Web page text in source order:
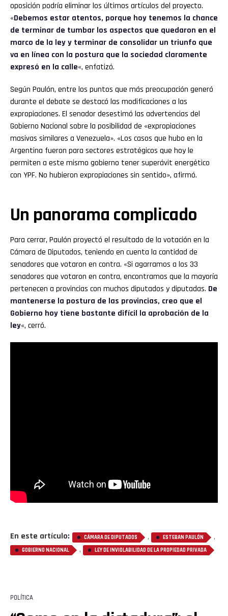
oposición podría eliminar los últimos artículos del proyecto.
«Debemos estar atentos, porque hoy tenemos la chance
de terminar de tumbar los aspectos que quedaron en el
marco de la ley y terminar de consolidar un triunfo que
va en línea con la postura que la sociedad claramente
expresó en la calle«, enfatizó.
Según Paulón, entre los puntos que más preocupación generó
durante el debate se destacó las modificaciones a las
expropiaciones. El senador desestimó las advertencias del
Gobierno Nacional sobre la posibilidad de «expropiaciones
masivas similares a Venezuela». «Los casos que hubo en la
Argentina fueron para sectores estratégicos que hoy le
permiten a este mismo gobierno tener superávit energético
con YPF. No hubieron expropiaciones sin sentido», afirmó.
Un panorama complicado
Para cerrar, Paulón proyectó el resultado de la votación en la
Cámara de Diputados, teniendo en cuenta la cantidad de
senadores que votaron en contra. «Si agarramos a los 33
senadores que votaron en contra, encontramos que la mayoría
pertenecen a provincias con muchos diputados y diputadas. De
mantenerse la postura de las provincias, creo que el
Gobierno hoy tiene bastante difícil la aprobación de la
ley«, cerró.
En este artículo: CÁMARA DE DIPUTADOS , ESTEBAN PAULÓN ,
GOBIERNO NACIONAL , LEY DE INVIOLABILIDAD DE LA PROPIEDAD PRIVADA
POLÍTICA